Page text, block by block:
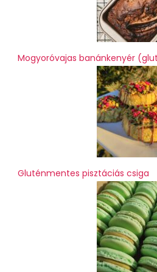
Mogyoróvajas banánkenyér
Gluténmentes pisztáciás csiga